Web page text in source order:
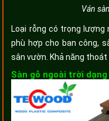
Ván
Loại rỗng có trọng
phù hợp cho ban công,
sân vườn. Khả năng
Sàn gỗ ngoài trời